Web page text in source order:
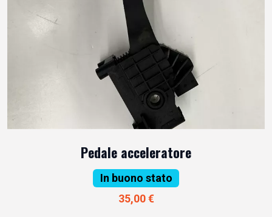
Pedale acceleratore
In buono stato
35,00 €